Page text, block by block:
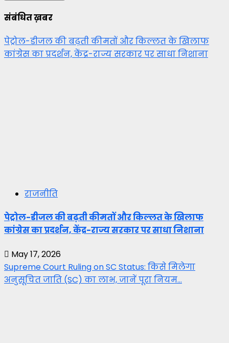
संबंधित ख़बर
पेट्रोल-डीजल की बढ़ती कीमतों और किल्लत के खिलाफ
कांग्रेस का प्रदर्शन, केंद्र-राज्य सरकार पर साधा निशाना
राजनीति
पेट्रोल-डीजल की बढ़ती कीमतों और किल्लत के खिलाफ
कांग्रेस का प्रदर्शन, केंद्र-राज्य सरकार पर साधा निशाना
May 17, 2026
Supreme Court Ruling on SC Status: किसे मिलेगा
अनुसूचित जाति (SC) का लाभ, जानें पूरा नियम…